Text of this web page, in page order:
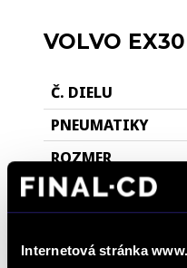
Internetová stránka
VOLVO EX30